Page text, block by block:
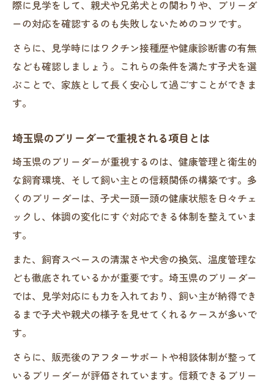
際に見学をして、親犬や兄弟犬との関わりや、ブリーダ
ーの対応を確認するのも失敗しないためのコツです。
さらに、見学時にはワクチン接種歴や健康診断書の有無
なども確認しましょう。これらの条件を満たす子犬を選
ぶことで、家族として長く安心して過ごすことができま
す。
埼玉県のブリーダーで重視される項目とは
埼玉県のブリーダーが重視するのは、健康管理と衛生的
な飼育環境、そして飼い主との信頼関係の構築です。多
くのブリーダーは、子犬一頭一頭の健康状態を日々チェ
ックし、体調の変化にすぐ対応できる体制を整えていま
す。
また、飼育スペースの清潔さや犬舎の換気、温度管理な
ども徹底されているかが重要です。埼玉県のブリーダー
では、見学対応にも力を入れており、飼い主が納得でき
るまで子犬や親犬の様子を見せてくれるケースが多いで
す。
さらに、販売後のアフターサポートや相談体制が整って
いるブリーダーが評価されています。信頼できるブリー